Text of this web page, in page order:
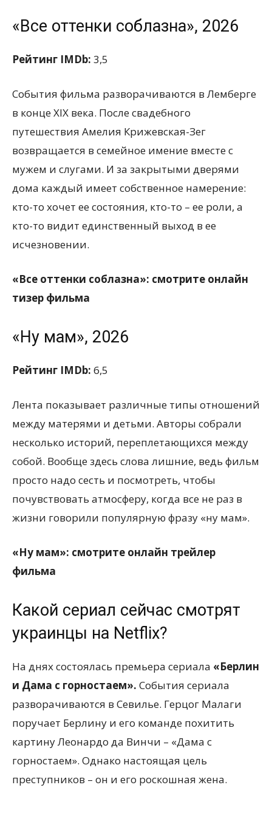
«Все оттенки соблазна», 2026
Рейтинг IMDb: 3,5
События фильма разворачиваются в Лемберге
в конце XIX века. После свадебного
путешествия Амелия Крижевская-Зег
возвращается в семейное имение вместе с
мужем и слугами. И за закрытыми дверями
дома каждый имеет собственное намерение:
кто-то хочет ее состояния, кто-то – ее роли, а
кто-то видит единственный выход в ее
исчезновении.
«Все оттенки соблазна»: смотрите онлайн
тизер фильма
«Ну мам», 2026
Рейтинг IMDb: 6,5
Лента показывает различные типы отношений
между матерями и детьми. Авторы собрали
несколько историй, переплетающихся между
собой. Вообще здесь слова лишние, ведь фильм
просто надо сесть и посмотреть, чтобы
почувствовать атмосферу, когда все не раз в
жизни говорили популярную фразу «ну мам».
«Ну мам»: смотрите онлайн трейлер
фильма
Какой сериал сейчас смотрят
украинцы на Netflix?
На днях состоялась премьера сериала «Берлин
и Дама с горностаем». События сериала
разворачиваются в Севилье. Герцог Малаги
поручает Берлину и его команде похитить
картину Леонардо да Винчи – «Дама с
горностаем». Однако настоящая цель
преступников – он и его роскошная жена.